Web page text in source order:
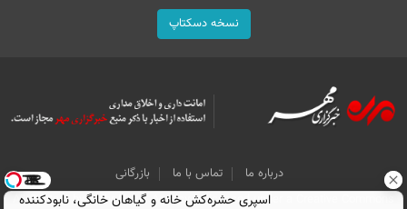
نسخه دسکتاپ
درباره ما تماس با ما
بازرگانی
All Content by Mehr News Agency is licensed under a Creative Commons
اسپری حشره‌کش خانه و گیاهان خانگی، نابودکننده